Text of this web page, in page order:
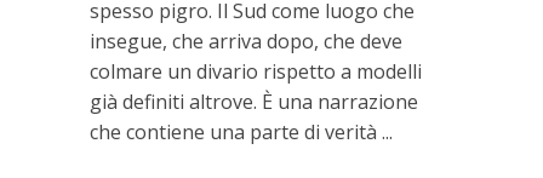
spesso pigro. Il Sud come luogo che
insegue, che arriva dopo, che deve
colmare un divario rispetto a modelli
già definiti altrove. È una narrazione
che contiene una parte di verità